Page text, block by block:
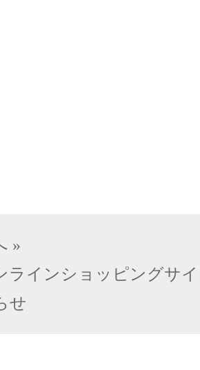
»
ラインショッピングサ
せ